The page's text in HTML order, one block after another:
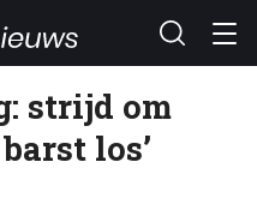
strijd om
los’